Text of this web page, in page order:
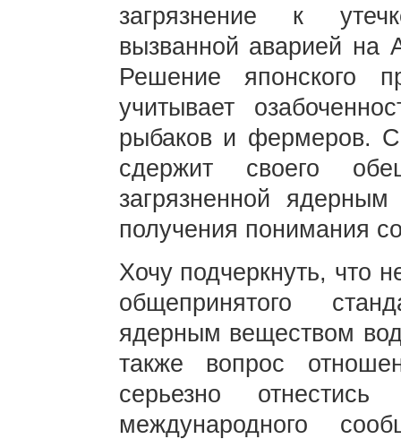
загрязнение к
вызванной аварией на
Решение японского
учитывает
рыбаков и фермеров.
сдержит своего
загрязненной
получения понимания
Хочу подчеркнуть, что
общепринятого
ядерным веществом
также вопрос
серьезно
международного